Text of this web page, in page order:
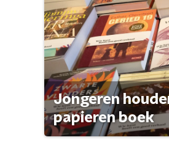
Jongeren
papieren boek